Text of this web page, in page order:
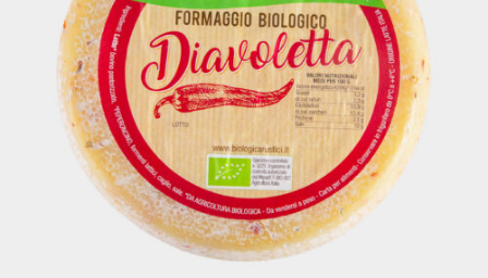
DETTAGLI